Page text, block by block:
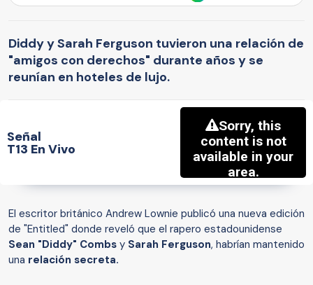
Diddy y Sarah Ferguson tuvieron una relación de
"amigos con derechos" durante años y se
reunían en hoteles de lujo.
Señal
T13 En Vivo
El escritor británico Andrew Lownie publicó una nueva edición
de "Entitled" donde reveló que el rapero estadounidense
Sean "Diddy" Combs y Sarah Ferguson, habrían mantenido
una relación secreta.